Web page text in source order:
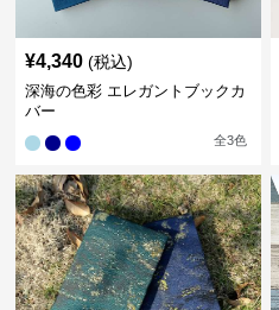
¥4,340 (税込)
深海の色彩 エレガントブックカ
バー
全3色